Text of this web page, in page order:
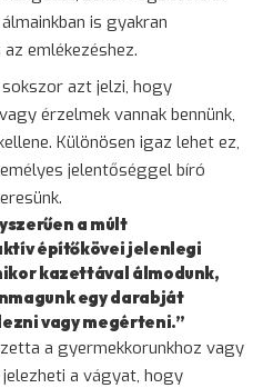
is gyakran
emlékezéshez.
azt jelzi, hogy
érzelmek vannak bennünk,
Különösen igaz lehet ez,
jelentőséggel bíró
a múlt
építőkövei jelenlegi
kazettával álmodunk,
egy darabját
vagy megérteni.”
a gyermekkorunkhoz vagy
a vágyat, hogy